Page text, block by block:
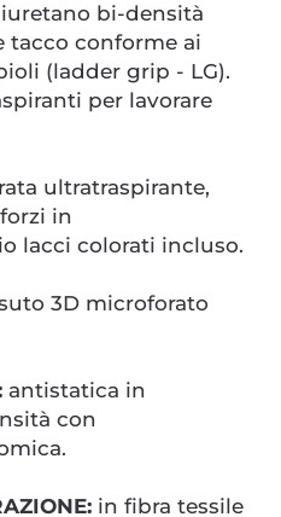
bi-densità
tacco conforme ai
(ladder grip - LG).
per lavorare
ultratraspirante,
in
lacci colorati incluso.
3D microforato
antistatica in
con
in fibra tessile